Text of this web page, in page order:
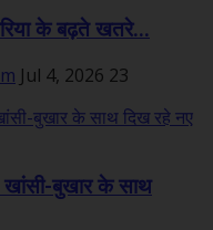
के बढ़ते खतरे...
Jul 4, 2026 23
बुखार के साथ